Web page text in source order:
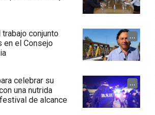
conjunto
en el Consejo
...
celebrar su
una nutrida
de alcance
...